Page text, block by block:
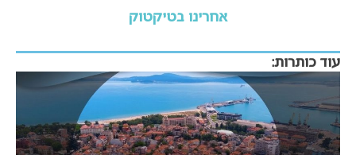
אחרינו בטיקטוק
עוד כותרות: